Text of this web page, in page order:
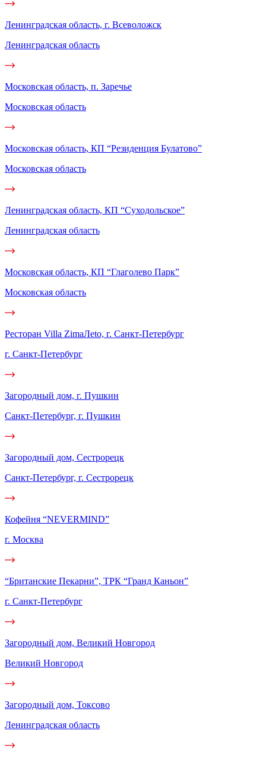
Ленинградская область, г. Всеволожск
Ленинградская область
Московская область, п. Заречье
Московская область
Московская область, КП “Резиденция Булатово”
Московская область
Ленинградская область, КП “Суходольское”
Ленинградская область
Московская область, КП “Глаголево Парк”
Московская область
Ресторан Villa ZimaЛеto, г. Санкт-Петербург
г. Санкт-Петербург
Загородный дом, г. Пушкин
Санкт-Петербург, г. Пушкин
Загородный дом, Сестрорецк
Санкт-Петербург, г. Сестрорецк
Кофейня “NEVERMIND”
г. Москва
“Британские Пекарни”, ТРК “Гранд Каньон”
г. Санкт-Петербург
Загородный дом, Великий Новгород
Великий Новгород
Загородный дом, Токсово
Ленинградская область